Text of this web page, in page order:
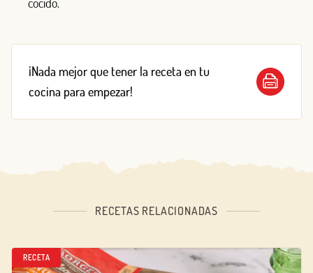
¡Nada mejor que tener la receta en tu
cocina para empezar!
RECETAS RELACIONADAS
RECETA